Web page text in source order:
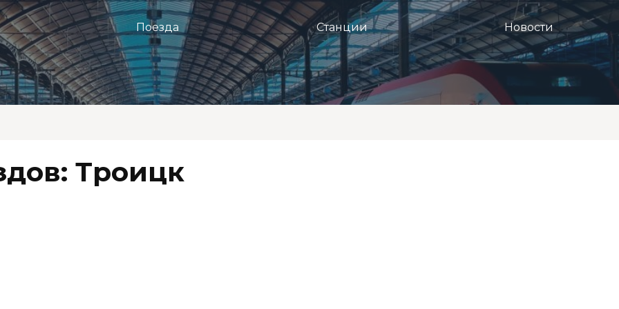
Поезда Станции Новости
Троицк